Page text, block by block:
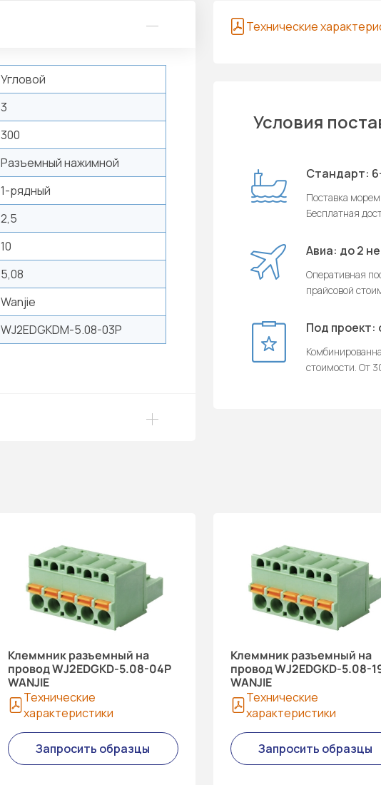
Угловой
3
300
Разъемный нажимной
1-рядный
2,5
10
5,08
Wanjie
WJ2EDGKDM-5.08-03P
Технические
Условия
Стандарт:
Поставка
Бесплатная
Авиа: до 2
Оперативная
прайсовой
Под проект:
стоимости. От
Клеммник разъемный на
провод WJ2EDGKD-5.08-04P
WANJIE
Технические
характеристики
Запросить образцы
Клеммник разъемный на
провод WJ2EDGKD-5.08-
WANJIE
Технические
характеристики
Запросить образцы